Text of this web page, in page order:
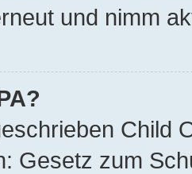
und nimm
Child
Gesetz zum